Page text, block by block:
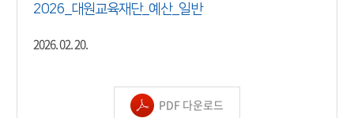
2026_대원교육재단_예산_일반
2026. 02. 20.
PDF 다운로드